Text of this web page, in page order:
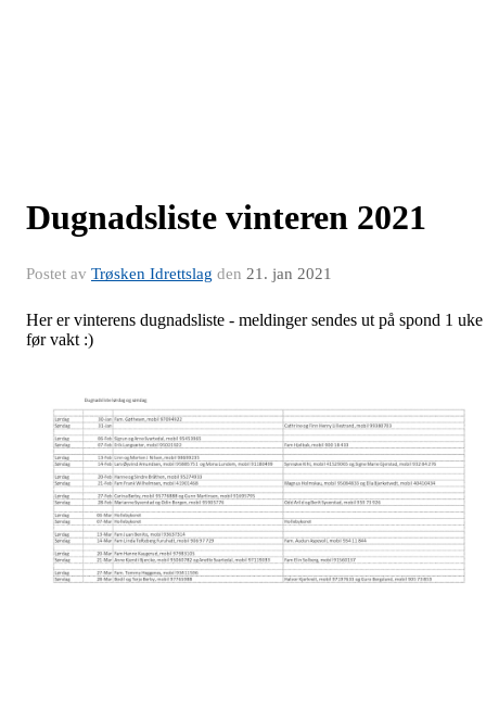
Dugnadsliste vinteren 2021
Postet av Trøsken Idrettslag den 21. jan 2021
Her er vinterens dugnadsliste - meldinger sendes ut på spond 1 uke
før vakt :)